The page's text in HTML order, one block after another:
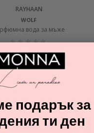
RAYHAAN
WOLF
вода за мъже
31,57 €
козметиката
подарък за
ти ден